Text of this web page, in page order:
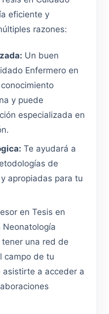
eficiente y
razones:
Un buen
Enfermero en
y puede
especializada en
Te ayudará a
de
apropiadas para tu
en Tesis en
Neonatología
una red de
campo de tu
asistirte a acceder a